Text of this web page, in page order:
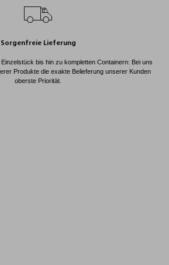
Sorgenfreie Lieferung
bis hin zu kompletten Containern: Bei uns
Produkte die exakte Belieferung unserer Kunden
oberste Priorität.